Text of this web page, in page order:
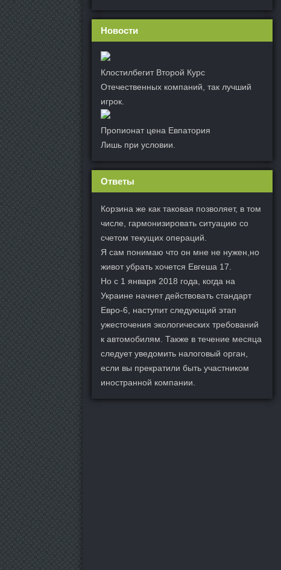
Новости
Клостилбегит Второй Курс
Отечественных компаний, так лучший
игрок.
Пропионат цена Евпатория
Лишь при условии.
Ответы
Корзина же как таковая позволяет, в том
числе, гармонизировать ситуацию со
счетом текущих операций.
Я сам понимаю что он мне не нужен,но
живот убрать хочется Евгеша 17.
Но с 1 января 2018 года, когда на
Украине начнет действовать стандарт
Евро-6, наступит следующий этап
ужесточения экологических требований
к автомобилям. Также в течение месяца
следует уведомить налоговый орган,
если вы прекратили быть участником
иностранной компании.